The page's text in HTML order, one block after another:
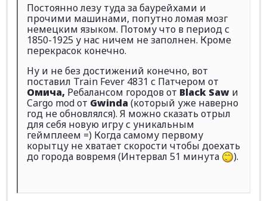
Постоянно лезу туда за баурейхами и
прочими машинами, попутно ломая мозг
немецким языком. Потому что в период с
1850-1925 у нас ничем не заполнен. Кроме
перекрасок конечно.
Ну и не без достижений конечно, вот
поставил Train Fever 4831 с Патчером от
Омича, Ребалансом городов от Black Saw и
Cargo mod от Gwinda(который уже наверно
год не обновлялся). Я можно сказать отрыл
для себя новую игру с уникальным
геймплеем =) Когда самому первому
корытцу не хватает скорости чтобы доехать
до города вовремя (Интервал 51 минута
).